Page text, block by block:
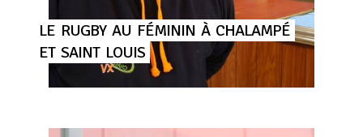
LE RUGBY AU FÉMININ À CHALAMPÉ
ET SAINT LOUIS